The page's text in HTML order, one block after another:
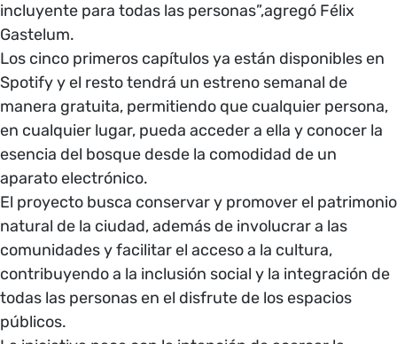
incluyente para todas las personas”,agregó Félix
Gastelum.
Los cinco primeros capítulos ya están disponibles en
Spotify y el resto tendrá un estreno semanal de
manera gratuita, permitiendo que cualquier persona,
en cualquier lugar, pueda acceder a ella y conocer la
esencia del bosque desde la comodidad de un
aparato electrónico.
El proyecto busca conservar y promover el patrimonio
natural de la ciudad, además de involucrar a las
comunidades y facilitar el acceso a la cultura,
contribuyendo a la inclusión social y la integración de
todas las personas en el disfrute de los espacios
públicos.